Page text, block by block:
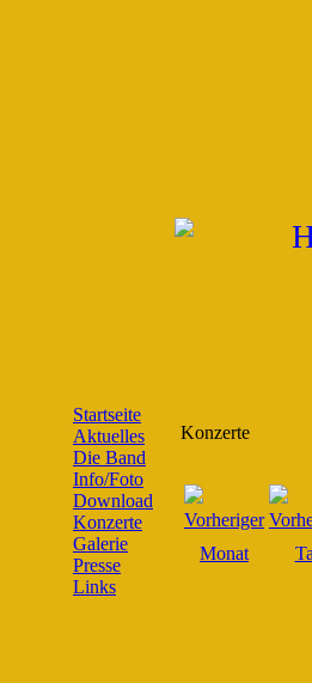
Startseite
Aktuelles
Die Band
Info/Foto
Download
Konzerte
Galerie
Presse
Links
Konzerte